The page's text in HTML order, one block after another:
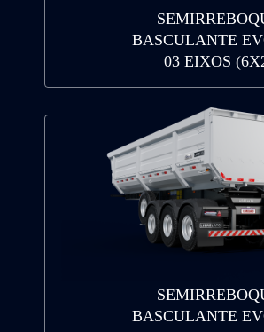
BASCULANTE
03 EIXOS
BASCULANTE